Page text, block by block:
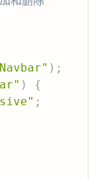
) ;
)
{
;